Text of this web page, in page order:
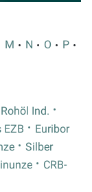
M N O
P
Ind.
EZB
Euribor
Silber
CRB-